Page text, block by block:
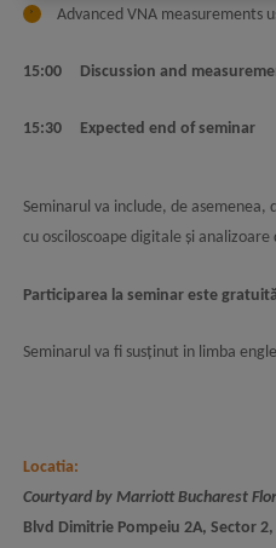
Advanced VNA measurements
15:00 Discussion and
15:30 Expected end of seminar
Seminarul va include, de
cu osciloscoape digitale și analizoare
Participarea la seminar este
Seminarul va fi susținut in limba
Locatia:
Courtyard by Marriott Bucharest
Blvd Dimitrie Pompeiu 2A, Sector